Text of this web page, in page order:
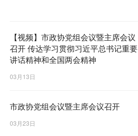
【视频】市政协党组会议暨主席会议
召开 传达学习贯彻习近平总书记重要
讲话精神和全国两会精神
03月13日
市政协党组会议暨主席会议召开
03月23日